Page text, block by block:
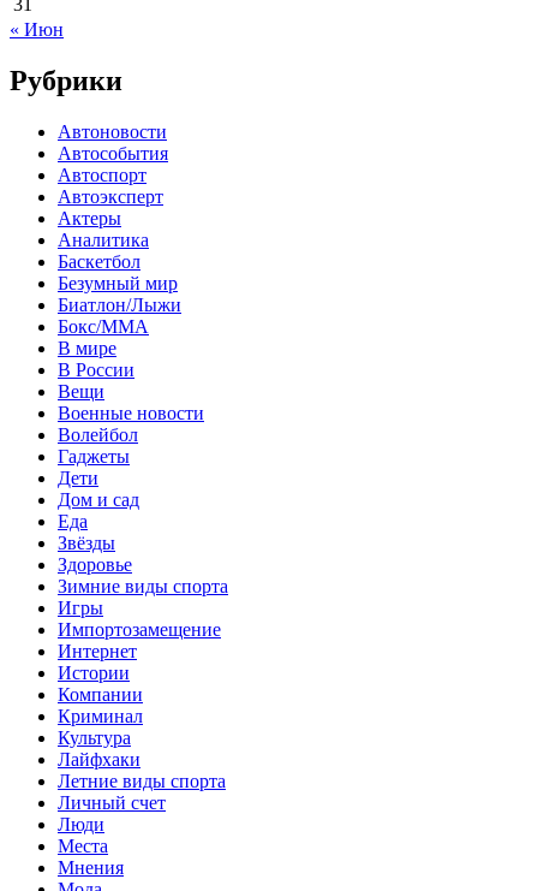
« Июн
Рубрики
Автоновости
Автособытия
Автоспорт
Автоэксперт
Актеры
Аналитика
Баскетбол
Безумный мир
Биатлон/Лыжи
Бокс/MMA
В мире
В России
Вещи
Военные новости
Волейбол
Гаджеты
Дети
Дом и сад
Еда
Звёзды
Здоровье
Зимние виды спорта
Игры
Импортозамещение
Интернет
Истории
Компании
Криминал
Культура
Лайфхаки
Летние виды спорта
Личный счет
Люди
Места
Мнения